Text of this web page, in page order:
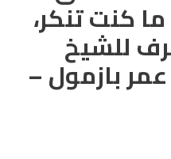
كنت تنكر،
للشيخ
بازمول –